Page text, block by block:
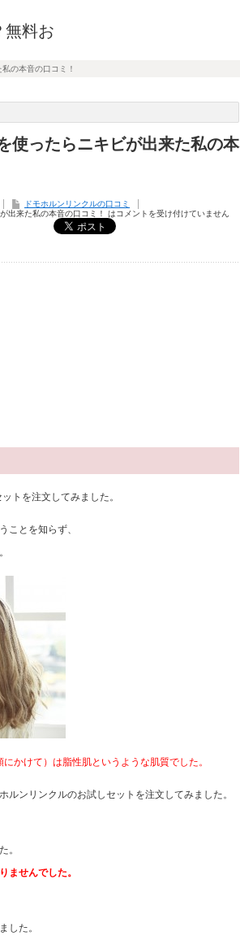
無料お
の本音の口コミ！
使ったらニキビが出来た私の本
ドモホルンリンクルの口コミ
出来た私の本音の口コミ！ はコメントを受け付けていません
トを注文してみました。
ことを知らず、
かけて）は脂性肌というような肌質でした。
ンリンクルのお試しセットを注文してみました。
。
ませんでした。
した。